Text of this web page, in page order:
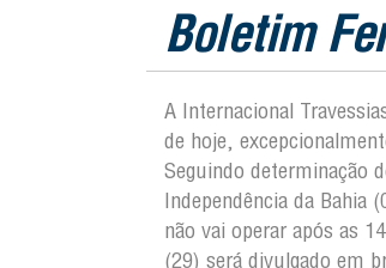
Boletim
A Internacional
de hoje,
Seguindo determinação
Independência da Bahia
não vai operar após as
(29) será divulgado em